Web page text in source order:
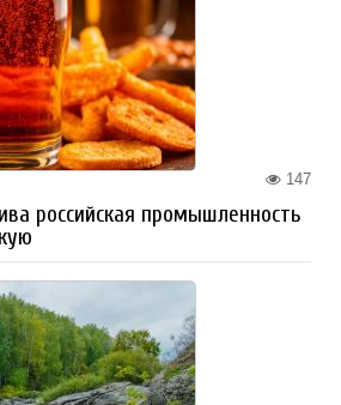
147
российская промышленность